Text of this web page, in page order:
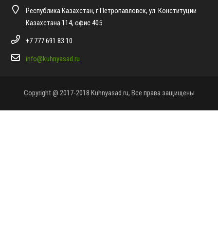
Республика Казахстан, г.Петропавловск, ул. Конституции
Казахстана 114, офис 405
+7 777 691 83 10
info@kuhnyasad.ru
Copyright @ 2017-2018 Kuhnyasad.ru, Все права защищены